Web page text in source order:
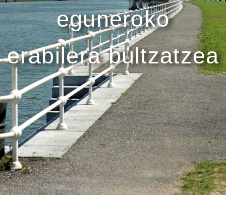
eguneroko
erabilera bultzatzea